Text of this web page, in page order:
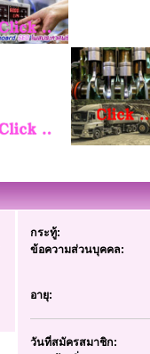
กระทู้:
ข้อความส่วนบุคคล:
อายุ:
วันที่สมัครสมาชิก: